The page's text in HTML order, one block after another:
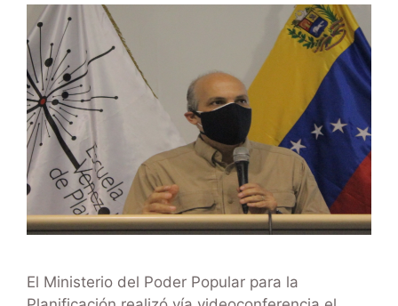
El Ministerio del Poder Popular para la